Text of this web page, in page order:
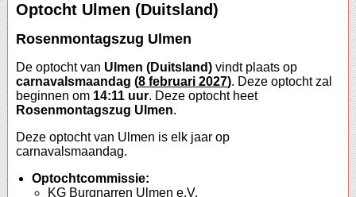
Optocht Ulmen (Duitsland)
Rosenmontagszug Ulmen
De optocht van Ulmen (Duitsland) vindt plaats op
carnavalsmaandag (8 februari 2027). Deze optocht zal
beginnen om 14:11 uur. Deze optocht heet
Rosenmontagszug Ulmen.
Deze optocht van Ulmen is elk jaar op
carnavalsmaandag.
Optochtcommissie:
KG Burgnarren Ulmen e.V.